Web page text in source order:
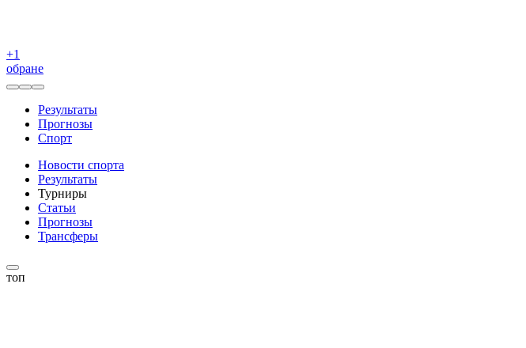
+1
обране
Результаты
Прогнозы
Спорт
Новости спорта
Результаты
Турниры
Статьи
Прогнозы
Трансферы
топ